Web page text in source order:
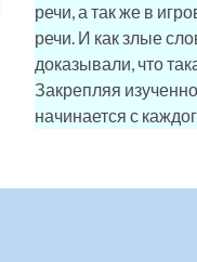
речи, а так же в
речи. И как злые
доказывали, что
Закрепляя
начинается с